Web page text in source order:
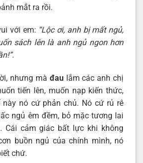
mắt ra rồi.
với em: “Lộc ơi, anh bị mất ngủ,
sách lên là anh ngủ ngon hơn
.
nhưng mà đaulắm các anh chị
tiến lên, muốn nạp kiến thức,
nó cứ phản chủ. Nó cứ rủ rê
ngủ êm đềm, bỏ mặc tương lai
Cái cảm giác bất lực khi không
buồn ngủ của chính mình, nó
chứ.